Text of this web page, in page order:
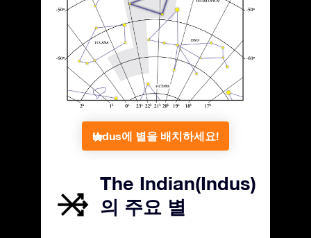
Indus에 별을 배치하세요!
The Indian(Indus)
의 주요 별